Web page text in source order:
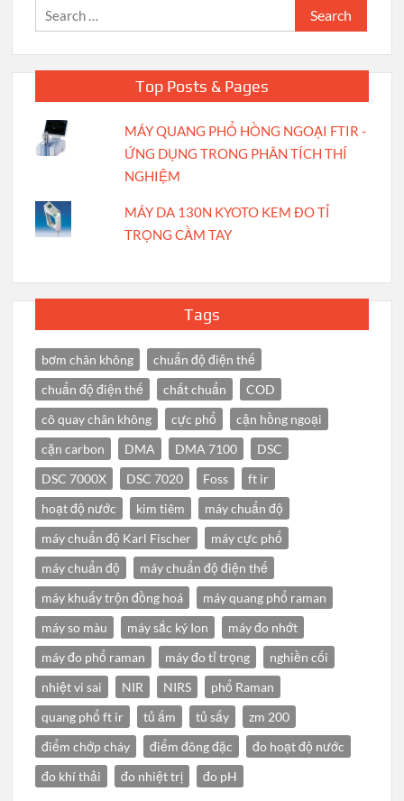
Search
for:
Top Posts & Pages
MÁY QUANG PHỔ HỒNG NGOẠI FTIR -
ỨNG DỤNG TRONG PHÂN TÍCH THÍ
NGHIỆM
MÁY DA 130N KYOTO KEM ĐO TỈ
TRỌNG CẦM TAY
Tags
bơm chân không
chuẩn độ điện thế
chuẩn độ điện thế
chất chuẩn
COD
cô quay chân không
cực phổ
cận hồng ngoại
cặn carbon
DMA DMA 7100
DSC
DSC 7000X
DSC 7020 Foss
ft ir
hoạt độ nước
kim tiêm
máy chuẩn độ
máy chuẩn độ Karl Fischer
máy cực phổ
máy chuẩn độ
máy chuẩn độ điện thế
máy khuấy trộn đồng hoá
máy quang phổ raman
máy so màu
máy sắc ký Ion
máy đo nhớt
máy đo phổ raman
máy đo tỉ trọng
nghiền cối
nhiệt vi sai
NIR NIRS
phổ Raman
quang phổ ft ir
tủ ấm tủ sấy
zm 200
điểm chớp cháy
điểm đông đặc
đo hoạt độ nước
đo khí thải
đo nhiệt trị đo pH